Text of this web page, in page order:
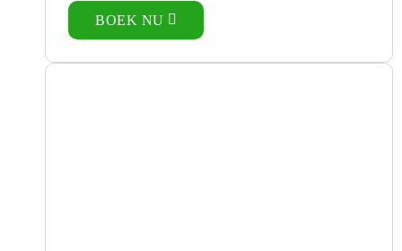
BOEK NU